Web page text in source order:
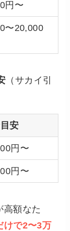
円〜
〜20,000
（サカイ引
安
円〜
円〜
高額なた
けで2〜3万